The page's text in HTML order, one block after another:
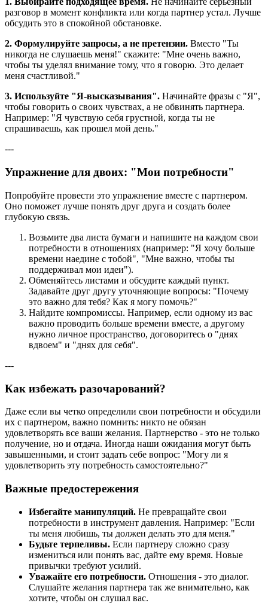
разговор в момент конфликта или когда партнер устал. Лучше
обсудить это в спокойной обстановке.
2. Формулируйте запросы, а не претензии. Вместо "Ты
никогда не слушаешь меня!" скажите: "Мне очень важно,
чтобы ты уделял внимание тому, что я говорю. Это делает
меня счастливой."
3. Используйте "Я-высказывания". Начинайте фразы с "Я",
чтобы говорить о своих чувствах, а не обвинять партнера.
Например: "Я чувствую себя грустной, когда ты не
спрашиваешь, как прошел мой день."
---
Упражнение для двоих: "Мои потребности"
Попробуйте провести это упражнение вместе с партнером.
Оно поможет лучше понять друг друга и создать более
глубокую связь.
Возьмите два листа бумаги и напишите на каждом свои
потребности в отношениях (например: "Я хочу больше
времени наедине с тобой", "Мне важно, чтобы ты
поддерживал мои идеи").
Обменяйтесь листами и обсудите каждый пункт.
Задавайте друг другу уточняющие вопросы: "Почему
это важно для тебя? Как я могу помочь?"
Найдите компромиссы. Например, если одному из вас
важно проводить больше времени вместе, а другому
нужно личное пространство, договоритесь о "днях
вдвоем" и "днях для себя".
---
Как избежать разочарований?
Даже если вы четко определили свои потребности и обсудили
их с партнером, важно помнить: никто не обязан
удовлетворять все ваши желания. Партнерство - это не только
получение, но и отдача. Иногда наши ожидания могут быть
завышенными, и стоит задать себе вопрос: "Могу ли я
удовлетворить эту потребность самостоятельно?"
Важные предостережения
Избегайте манипуляций. Не превращайте свои
потребности в инструмент давления. Например: "Если
ты меня любишь, ты должен делать это для меня."
Будьте терпеливы. Если партнеру сложно сразу
измениться или понять вас, дайте ему время. Новые
привычки требуют усилий.
Уважайте его потребности. Отношения - это диалог.
Слушайте желания партнера так же внимательно, как
хотите, чтобы он слушал вас.